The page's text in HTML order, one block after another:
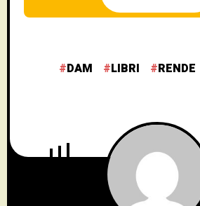
DAM LIBRI RENDE